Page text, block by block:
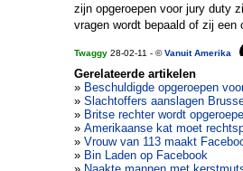
zijn opgeroepen voor jury duty
vragen wordt bepaald of zij
Twaggy 28-02-11 - ©Vanuit Amerika
Gerelateerde artikelen
» Beschuldigde opgeroepen
» Slachtoffers aanslagen
» Britse rechter wordt
» Amerikaanse kat moet
» Vrouw van 113 maakt
» Bin Laden op Facebook